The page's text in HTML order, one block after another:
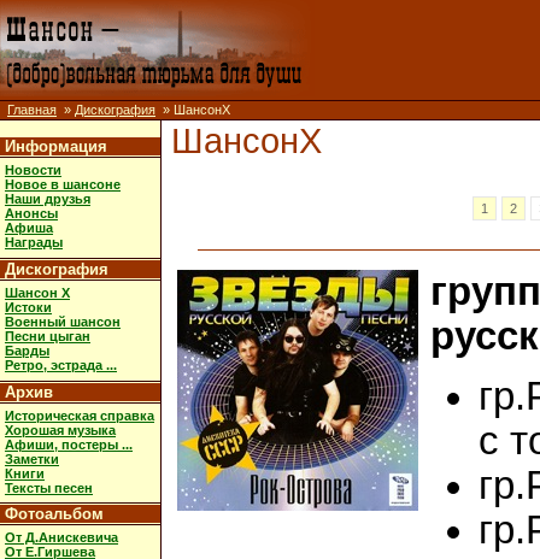
Главная » Дискография » ШансонX
Информация
Новости
Новое в шансоне
Наши друзья
Анонсы
Афиша
Награды
Дискография
Шансон X
Истоки
Военный шансон
Песни цыган
Барды
Ретро, эстрада ...
Архив
Историческая справка
Хорошая музыка
Афиши, постеры ...
Заметки
Книги
Тексты песен
Фотоальбом
От Д.Анискевича
От Е.Гиршева
ШансонX
1 2
с